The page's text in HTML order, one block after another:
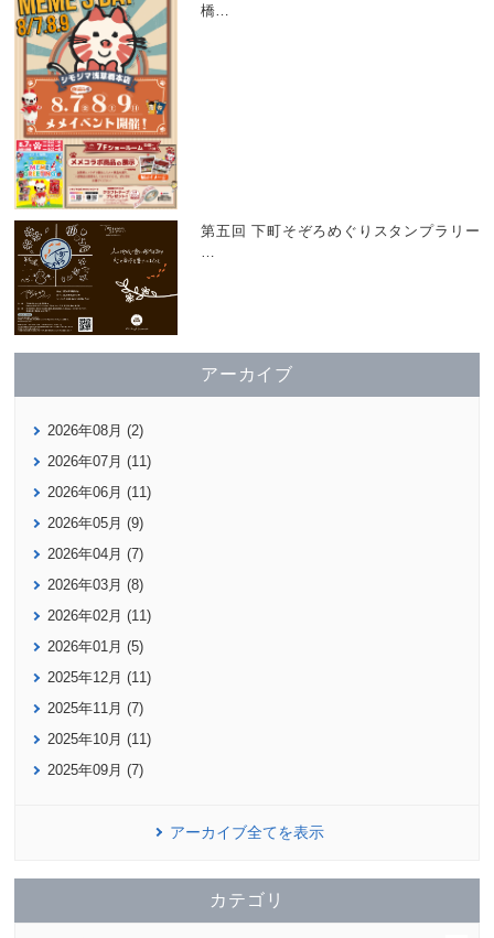
橋…
第五回 下町そぞろめぐりスタンプラリー
アーカイブ
2026年08月 (2)
2026年07月 (11)
2026年06月 (11)
2026年05月 (9)
2026年04月 (7)
2026年03月 (8)
2026年02月 (11)
2026年01月 (5)
2025年12月 (11)
2025年11月 (7)
2025年10月 (11)
2025年09月 (7)
アーカイブ全てを表示
カテゴリ